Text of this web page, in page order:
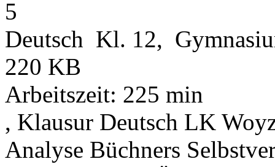
Deutsch Kl. 12,
220 KB
Arbeitszeit: 225 min
, Klausur Deutsch LK
Analyse Büchners